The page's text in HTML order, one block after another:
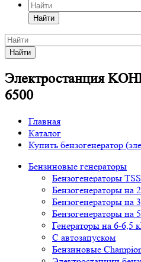
Найти
Найти
Электростанция
6500
Главная
Каталог
Купить бензогенератор
Бензиновые генераторы
Бензогенераторы TSS
Бензогенераторы на
Бензогенераторы на
Бензогенераторы на
Генераторы на 6-6,5
С автозапуском
Бензиновые